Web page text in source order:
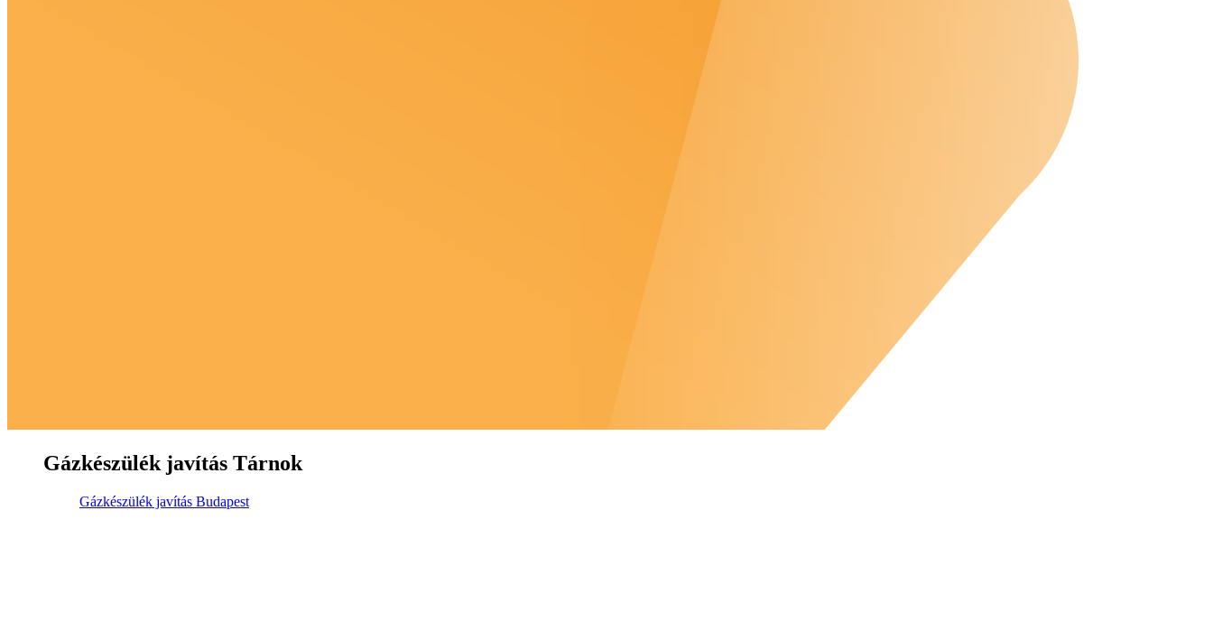
Gázkészülék javítás Tárnok
Gázkészülék javítás Budapest